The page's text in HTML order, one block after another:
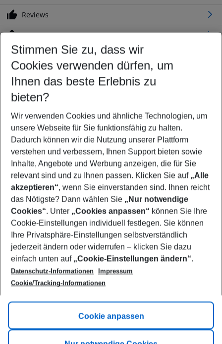
Reviews
Location
Customize your offer
Find the perfect deal which suits your best
Your departure airport
Any airport
Select your date range
12/08/26–10/08/27 5-8 nights
Who will travel
2 adults No children
Show more filter
Footer
Footer navigation
Title A
Link A
Stimmen Sie zu, dass wir
Cookies verwenden dürfen, um
Ihnen das beste Erlebnis zu
bieten?
Wir verwenden Cookies und ähnliche Technologien, um
unsere Webseite für Sie funktionsfähig zu halten.
Dadurch können wir die Nutzung unserer Plattform
verstehen und verbessern, Ihnen Support bieten sowie
Inhalte, Angebote und Werbung anzeigen, die für Sie
relevant sind und zu Ihnen passen. Klicken Sie auf „Alle
akzeptieren“, wenn Sie einverstanden sind. Ihnen reicht
das Nötigste? Dann wählen Sie „Nur notwendige
Cookies“. Unter „Cookies anpassen“ können Sie Ihre
Cookie-Einstellungen individuell festlegen. Sie können
Ihre Privatsphäre-Einstellungen selbstverständlich
jederzeit ändern oder widerrufen – klicken Sie dazu
einfach unten auf „Cookie-Einstellungen ändern“.
Datenschutz-Informationen
Impressum
Cookie/Tracking-Informationen
Cookie anpassen